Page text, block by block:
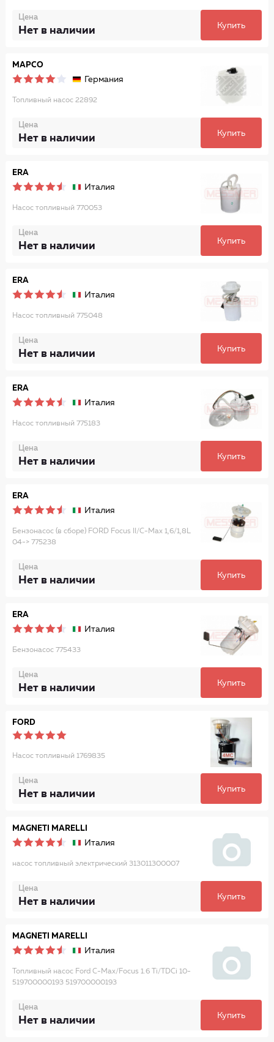
Цена
Нет в наличии Купить
MAPCO
Германия
Топливный насос 22892
Цена
Нет в наличии Купить
ERA
Италия
Насос топливный 770053
Цена
Нет в наличии Купить
ERA
Италия
Насос топливный 775048
Цена
Нет в наличии Купить
ERA
Италия
Насос топливный 775183
Цена
Нет в наличии Купить
ERA
Италия
Бензонасос (в сборе) FORD Focus II/C-Max 1,6/1,8L
04-> 775238
Цена
Нет в наличии Купить
ERA
Италия
Бензонасос 775433
Цена
Нет в наличии Купить
FORD
Насос топливный 1769835
Цена
Нет в наличии Купить
MAGNETI MARELLI
Италия
насос топливный электрический 313011300007
Цена
Нет в наличии Купить
MAGNETI MARELLI
Италия
Топливный насос Ford C-Max/Focus 1.6 Ti/TDCi 10-
519700000193 519700000193
Цена
Нет в наличии Купить